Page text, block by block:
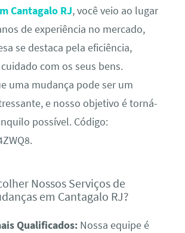
Cantagalo RJ, você veio ao lugar
de experiência no mercado,
se destaca pela eficiência,
com os seus bens.
uma mudança pode ser um
e nosso objetivo é torná-
possível. Código:
Nossos Serviços de
em Cantagalo RJ?
Qualificados: Nossa equipe é